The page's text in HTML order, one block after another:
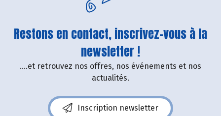
Restons en contact, inscrivez-vous à la
newsletter !
....et retrouvez nos offres, nos événements et nos
actualités.
Inscription newsletter